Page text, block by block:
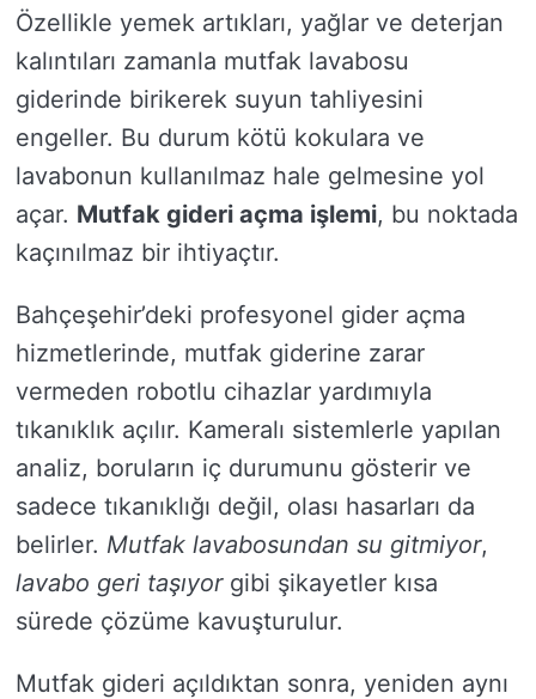
Özellikle yemek artıkları, yağlar ve deterjan
kalıntıları zamanla mutfak lavabosu
giderinde birikerek suyun tahliyesini
engeller. Bu durum kötü kokulara ve
lavabonun kullanılmaz hale gelmesine yol
açar. Mutfak gideri açma işlemi, bu noktada
kaçınılmaz bir ihtiyaçtır.
Bahçeşehir’deki profesyonel gider açma
hizmetlerinde, mutfak giderine zarar
vermeden robotlu cihazlar yardımıyla
tıkanıklık açılır. Kameralı sistemlerle yapılan
analiz, boruların iç durumunu gösterir ve
sadece tıkanıklığı değil, olası hasarları da
belirler. Mutfak lavabosundan su gitmiyor,
lavabo geri taşıyorgibi şikayetler kısa
sürede çözüme kavuşturulur.
Mutfak gideri açıldıktan sonra, yeniden aynı